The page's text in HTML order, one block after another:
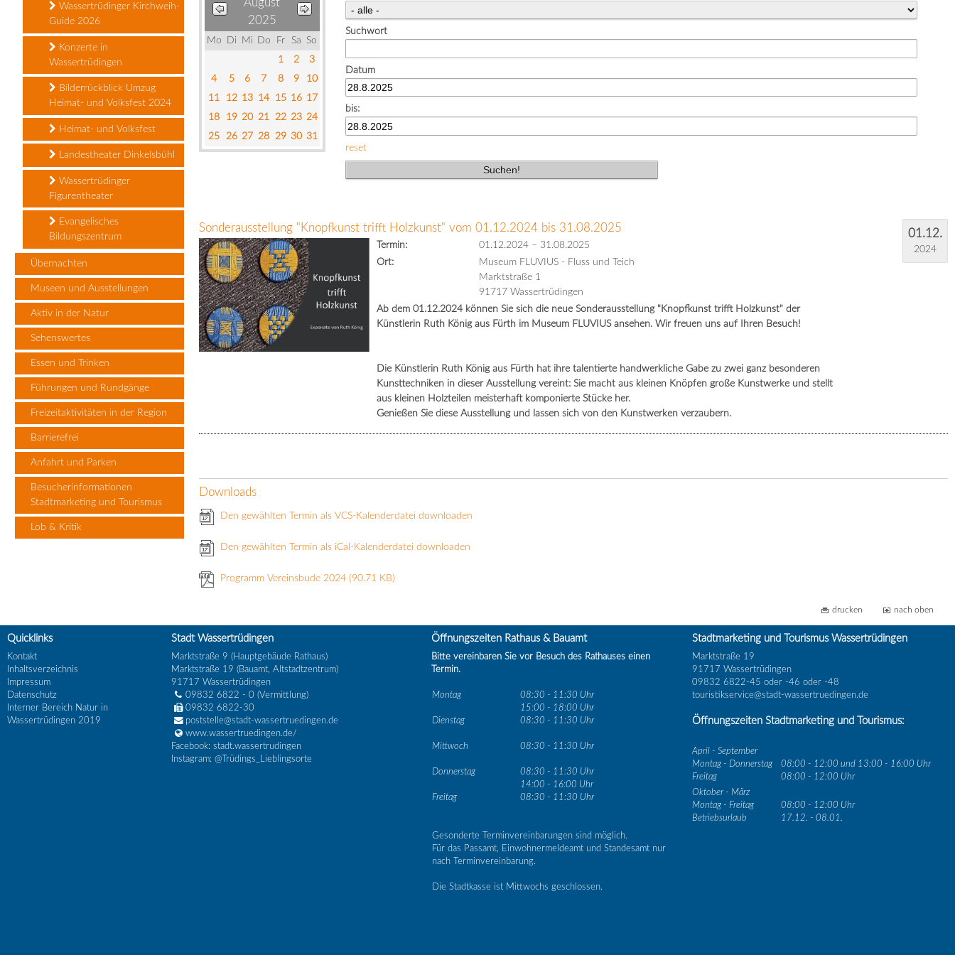
Wassertrüdinger Kirchweih-
Guide 2026
Konzerte in
Wassertrüdingen
Bilderrückblick Umzug
Heimat- und Volksfest 2024
Heimat- und Volksfest
Landestheater Dinkelsbühl
Wassertrüdinger
Figurentheater
Evangelisches
Bildungszentrum
Übernachten
Museen und Ausstellungen
Aktiv in der Natur
Sehenswertes
Essen und Trinken
Führungen und Rundgänge
Freizeitaktivitäten in der Region
Barrierefrei
Anfahrt und Parken
Besucherinformationen
Stadtmarketing und Tourismus
Lob & Kritik
August
2025
Mo Di Mi Do Fr Sa
So
1
2
3
4
5 6 7 8 9
10
11
12 13 14 15 16 17
18
19 20 21 22 23 24
25
26 27 28 29 30 31
Suchwort
Datum
bis:
reset
01.12.
2024
Sonderausstellung "Knopfkunst trifft Holzkunst" vom 01.12.2024 bis 31.08.2025
Termin: 01.12.2024– 31.08.2025
Ort:
Museum FLUVIUS - Fluss und Teich
Marktstraße 1
91717 Wassertrüdingen
Ab dem 01.12.2024 können Sie sich die neue Sonderausstellung "Knopfkunst trifft Holzkunst" der
Künstlerin Ruth König aus Fürth im Museum FLUVIUS ansehen. Wir freuen uns auf Ihren Besuch!
Die Künstlerin Ruth König aus Fürth hat ihre talentierte handwerkliche Gabe zu zwei ganz besonderen
Kunsttechniken in dieser Ausstellung vereint: Sie macht aus kleinen Knöpfen große Kunstwerke und stellt
aus kleinen Holzteilen meisterhaft komponierte Stücke her.
Genießen Sie diese Ausstellung und lassen sich von den Kunstwerken verzaubern.
Downloads
Den gewählten Termin als VCS-Kalenderdatei downloaden
Den gewählten Termin als iCal-Kalenderdatei downloaden
Programm Vereinsbude 2024 (90.71 KB)
drucken nach oben
Quicklinks
Kontakt
Inhaltsverzeichnis
Impressum
Datenschutz
Interner Bereich Natur in
Wassertrüdingen 2019
Stadt Wassertrüdingen
Marktstraße 9 (Hauptgebäude Rathaus)
Marktstraße 19 (Bauamt, Altstadtzentrum)
91717 Wassertrüdingen
09832 6822 - 0 (Vermittlung)
09832 6822-30
poststelle@stadt-wassertruedingen.de
www.wassertruedingen.de/
Facebook: stadt.wassertrudingen
Instagram: @Trüdings_Lieblingsorte
Öffnungszeiten Rathaus & Bauamt
Bitte vereinbaren Sie vor Besuch des Rathauses einen
Termin.
Montag
08:30 - 11:30 Uhr
15:00 - 18:00 Uhr
Dienstag
08:30 - 11:30 Uhr
Mittwoch 08:30 - 11:30 Uhr
Donnerstag
08:30 - 11:30 Uhr
14:00 - 16:00 Uhr
Freitag
08:30 - 11:30 Uhr
Gesonderte Terminvereinbarungen sind möglich.
Für das Passamt, Einwohnermeldeamt und Standesamt nur
nach Terminvereinbarung.
Die Stadtkasse ist Mittwochs geschlossen.
Stadtmarketing und Tourismus Wassertrüdingen
Marktstraße 19
91717 Wassertrüdingen
09832 6822-45 oder -46 oder -48
touristikservice@stadt-wassertruedingen.de
Öffnungszeiten Stadtmarketing und Tourismus:
April - September
Montag - Donnerstag
08:00 - 12:00 und 13:00 - 16:00 Uhr
Freitag
08:00 - 12:00 Uhr
Oktober - März
Montag - Freitag
08:00 - 12:00 Uhr
Betriebsurlaub
17.12. - 08.01.